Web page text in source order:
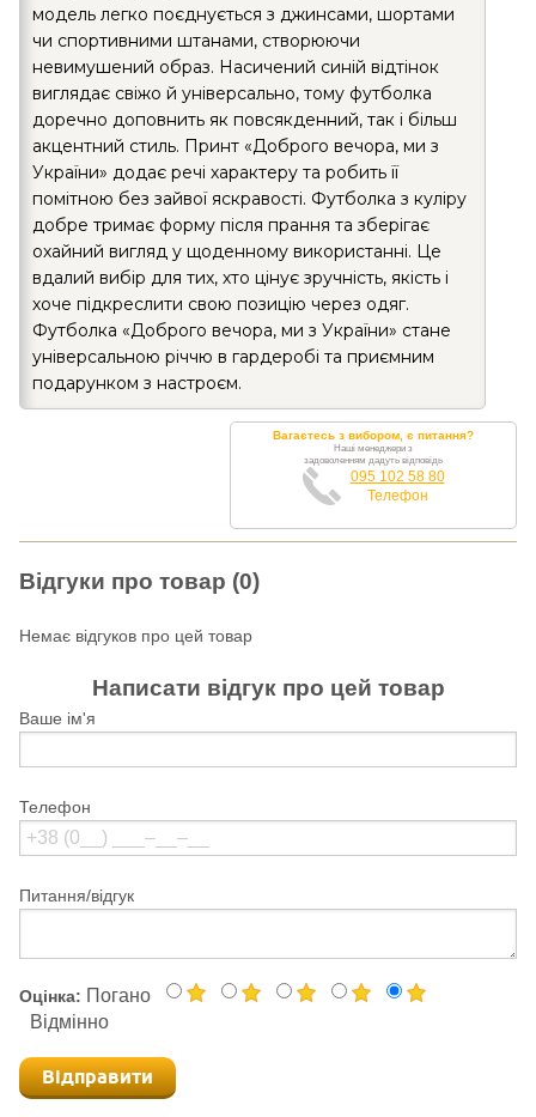
модель легко поєднується з джинсами, шортами
чи спортивними штанами, створюючи
невимушений образ. Насичений синій відтінок
виглядає свіжо й універсально, тому футболка
доречно доповнить як повсякденний, так і більш
акцентний стиль. Принт «Доброго вечора, ми з
України» додає речі характеру та робить її
помітною без зайвої яскравості. Футболка з куліру
добре тримає форму після прання та зберігає
охайний вигляд у щоденному використанні. Це
вдалий вибір для тих, хто цінує зручність, якість і
хоче підкреслити свою позицію через одяг.
Футболка «Доброго вечора, ми з України» стане
універсальною річчю в гардеробі та приємним
подарунком з настроєм.
Вагаєтесь з вибором, є питання?
Наші менеджери з
задоволенням дадуть відповідь
095 102 58 80
Телефон
Відгуки про товар (0)
Немає відгуков про цей товар
Написати відгук про цей товар
Ваше ім'я
Телефон
Питання/відгук
Оцінка: Погано
Відмінно
Відправити